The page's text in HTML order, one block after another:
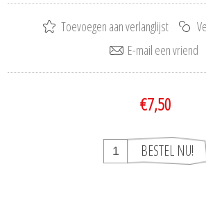
€7,50